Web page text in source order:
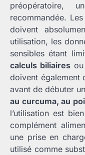
préopératoire,
recommandée.
doivent
utilisation, les
sensibles étant
calculs biliaires
doivent également
avant de débuter
au curcuma, au
l’utilisation est
complément
une prise en
utilisé comme